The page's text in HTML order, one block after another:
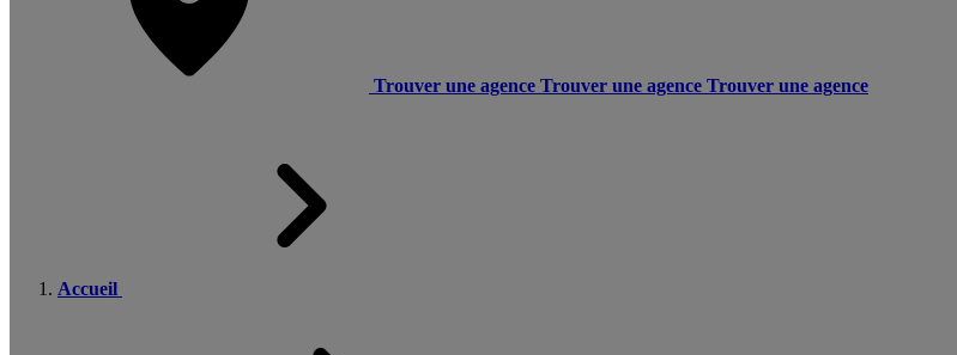
Trouver une agence Trouver une agence Trouver une agence
Accueil